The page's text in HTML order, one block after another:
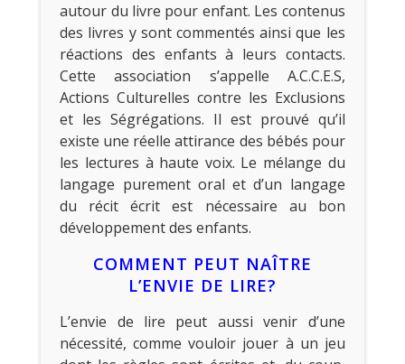
autour du livre pour enfant. Les contenus
des livres y sont commentés ainsi que les
réactions des enfants à leurs contacts.
Cette association s’appelle A.C.C.E.S,
Actions Culturelles contre les Exclusions
et les Ségrégations. Il est prouvé qu’il
existe une réelle attirance des bébés pour
les lectures à haute voix. Le mélange du
langage purement oral et d’un langage
du récit écrit est nécessaire au bon
développement des enfants.
COMMENT PEUT NAÎTRE
L’ENVIE DE LIRE?
L’envie de lire peut aussi venir d’une
nécessité, comme vouloir jouer à un jeu